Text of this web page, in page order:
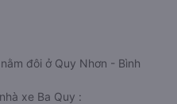
đôi ở Quy Nhơn - Bình
xe Ba Quy :